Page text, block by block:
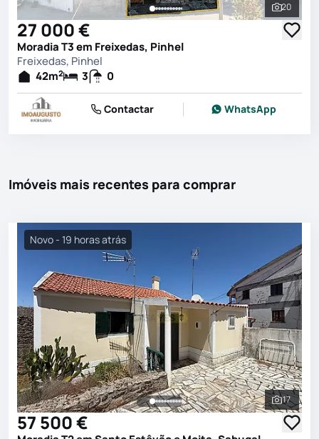
Ver
20
27 000 €
Moradia T3 em Freixedas, Pinhel
Freixedas, Pinhel
42m2 3 0
Contactar WhatsApp
Imóveis mais recentes para comprar
Ver
17
Novo - 19 horas atrás
57 500 €